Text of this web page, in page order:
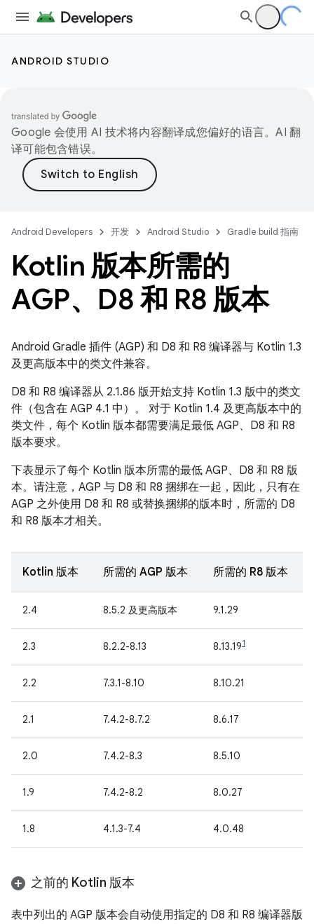
ANDROID STUDIO
Google 会使用 AI 技术将内容翻译成您偏好的语言。AI 翻
译可能包含错误。
Android Developers 开发 Android Studio Gradle build 指南
Kotlin 版本所需的
AGP、D8 和 R8 版本
Android Gradle 插件 (AGP) 和 D8 和 R8 编译器与 Kotlin 1.3
及更高版本中的类文件兼容。
D8 和 R8 编译器从 2.1.86 版开始支持 Kotlin 1.3 版中的类文
件（包含在 AGP 4.1 中）。 对于 Kotlin 1.4 及更高版本中的
类文件，每个 Kotlin 版本都需要满足最低 AGP、D8 和 R8
版本要求。
下表显示了每个 Kotlin 版本所需的最低 AGP、D8 和 R8 版
本。请注意，AGP 与 D8 和 R8 捆绑在一起，因此，只有在
AGP 之外使用 D8 和 R8 或替换捆绑的版本时，所需的 D8
和 R8 版本才相关。
Kotlin 版本 所需的 AGP 版本 所需的 R8 版本
2.4 8.5.2 及更高版本 9.1.29
2.3 8.2.2-8.13 8.13.191
2.2 7.3.1-8.10 8.10.21
2.1 7.4.2-8.7.2 8.6.17
2.0 7.4.2-8.3 8.5.10
1.9 7.4.2-8.2 8.0.27
1.8 4.1.3-7.4 4.0.48
之前的 Kotlin 版本
表中列出的 AGP 版本会自动使用指定的 D8 和 R8 编译器版